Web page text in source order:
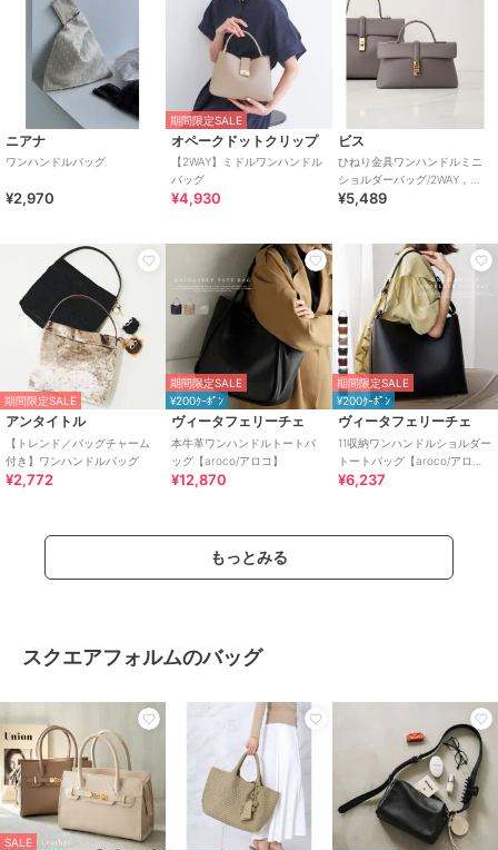
ニアナ
ワンハンドルバッグ
¥2,970
期間限定SALE
オペークドットクリップ
【2WAY】ミドルワンハンドル
バッグ
¥4,930
ビス
ひねり金具ワンハンドルミニ
ショルダーバッグ/2WAY，
WEB限定カラーあり
¥5,489
期間限定SALE
アンタイトル
【トレンド／バッグチャーム
付き】ワンハンドルバッグ
¥2,772
期間限定SALE
¥200ｸｰﾎﾟﾝ
ヴィータフェリーチェ
本牛革ワンハンドルトートバ
ッグ【aroco/アロコ】
¥12,870
期間限定SALE
¥200ｸｰﾎﾟﾝ
ヴィータフェリーチェ
11収納ワンハンドルショルダー
トートバッグ【aroco/アロ
コ】
¥6,237
もっとみる
スクエアフォルムのバッグ
SALE